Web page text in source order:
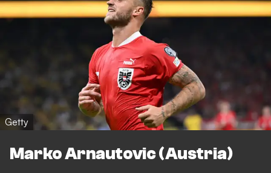
Getty
Marko Arnautovic (Austria)